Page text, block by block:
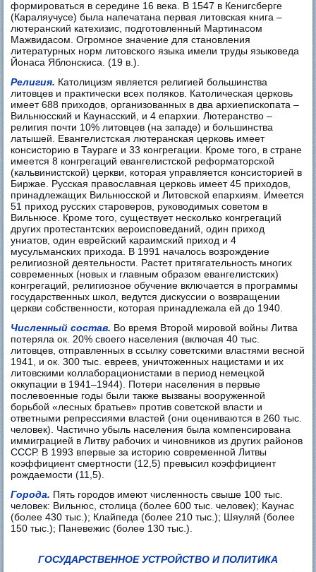
формироваться в середине 16 века. В 1547 в Кенигсберге
(Караляучусе) была напечатана первая литовская книга –
лютеранский катехизис, подготовленный Мартинасом
Мажвидасом. Огромное значение для становления
литературных норм литовского языка имели труды языковеда
Йонаса Яблонскиса. (19 в.).
Религия. Католицизм является религией большинства
литовцев и практически всех поляков. Католическая церковь
имеет 688 приходов, организованных в два архиепископата –
Вильнюсский и Каунасский, и 4 епархии. Лютеранство –
религия почти 10% литовцев (на западе) и большинства
латышей. Евангелистская лютеранская церковь имеет
консисторию в Таураге и 33 конгрегации. Кроме того, в стране
имеется 8 конгрегаций евангелистской реформаторской
(кальвинистской) церкви, которая управляется консисторией в
Биржае. Русская православная церковь имеет 45 приходов,
принадлежащих Вильнюсской и Литовской епархиям. Имеется
51 приход русских староверов, руководимых советом в
Вильнюсе. Кроме того, существует несколько конгрегаций
других протестантских вероисповеданий, один приход
униатов, один еврейский караимский приход и 4
мусульманских прихода. В 1991 началось возрождение
религиозной деятельности. Растет притягательность многих
современных (новых и главным образом евангелистских)
конгрегаций, религиозное обучение включается в программы
государственных школ, ведутся дискуссии о возвращении
церкви собственности, которая принадлежала ей до 1940.
Численный состав. Во время Второй мировой войны Литва
потеряла ок. 20% своего населения (включая 40 тыс.
литовцев, отправленных в ссылку советскими властями весной
1941, и ок. 300 тыс. евреев, уничтоженных нацистами и их
литовскими коллаборационистами в период немецкой
оккупации в 1941–1944). Потери населения в первые
послевоенные годы были также вызваны вооруженной
борьбой «лесных братьев» против советской власти и
ответными репрессиями властей (они оцениваются в 260 тыс.
человек). Частично убыль населения была компенсирована
иммиграцией в Литву рабочих и чиновников из других районов
СССР. В 1993 впервые за историю современной Литвы
коэффициент смертности (12,5) превысил коэффициент
рождаемости (11,5).
Города. Пять городов имеют численность свыше 100 тыс.
человек: Вильнюс, столица (более 600 тыс. человек); Каунас
(более 430 тыс.); Клайпеда (более 210 тыс.); Шяуляй (более
150 тыс.); Паневежис (более 130 тыс.).
ГОСУДАРСТВЕННОЕ УСТРОЙСТВО И ПОЛИТИКА